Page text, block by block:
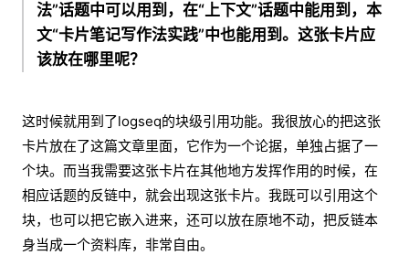
法”话题中可以用到，在“上下文”话题中能用到，本
文“卡片笔记写作法实践”中也能用到。这张卡片应
该放在哪里呢？
这时候就用到了logseq的块级引用功能。我很放心的把这张
卡片放在了这篇文章里面，它作为一个论据，单独占据了一
个块。而当我需要这张卡片在其他地方发挥作用的时候，在
相应话题的反链中，就会出现这张卡片。我既可以引用这个
块，也可以把它嵌入进来，还可以放在原地不动，把反链本
身当成一个资料库，非常自由。